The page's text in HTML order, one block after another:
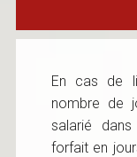
En cas de
nombre de
salarié
forfait en